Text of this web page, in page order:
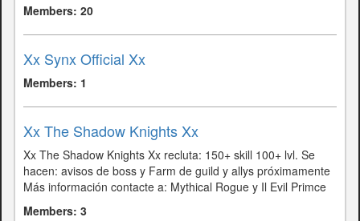
Members: 20
Xx Synx Official Xx
Members: 1
Xx The Shadow Knights Xx
Xx The Shadow Knights Xx recluta: 150+ skill 100+ lvl. Se
hacen: avisos de boss y Farm de guild y allys próximamente
Más información contacte a: Mythical Rogue y Il Evil Primce
Members: 3